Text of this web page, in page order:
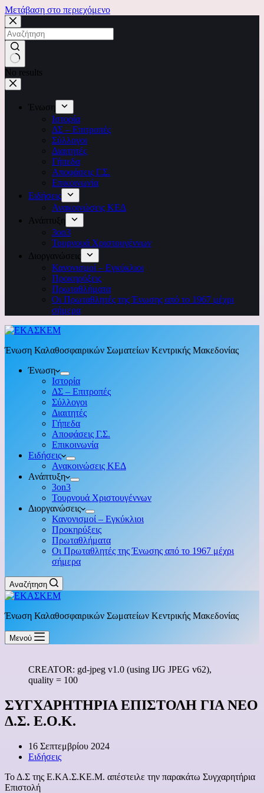
Μετάβαση στο περιεχόμενο
No results
Ένωση
Ιστορία
ΔΣ – Επιτροπές
Σύλλογοι
Διαιτητές
Γήπεδα
Αποφάσεις Γ.Σ.
Επικοινωνία
Ειδήσεις
Ανακοινώσεις ΚΕΔ
Ανάπτυξη
3on3
Τουρνουά Χριστουγέννων
Διοργανώσεις
Κανονισμοί – Εγκύκλιοι
Προκηρύξεις
Πρωταθλήματα
Οι Πρωταθλητές της Ένωσης από το 1967 μέχρι
σήμερα
Ένωση Καλαθοσφαιρικών Σωματείων Κεντρικής Μακεδονίας
Ένωση
Ιστορία
ΔΣ – Επιτροπές
Σύλλογοι
Διαιτητές
Γήπεδα
Αποφάσεις Γ.Σ.
Επικοινωνία
Ειδήσεις
Ανακοινώσεις ΚΕΔ
Ανάπτυξη
3on3
Τουρνουά Χριστουγέννων
Διοργανώσεις
Κανονισμοί – Εγκύκλιοι
Προκηρύξεις
Πρωταθλήματα
Οι Πρωταθλητές της Ένωσης από το 1967 μέχρι
σήμερα
Αναζήτηση
Ένωση Καλαθοσφαιρικών Σωματείων Κεντρικής Μακεδονίας
Μενού
CREATOR: gd-jpeg v1.0 (using IJG JPEG v62),
quality = 100
ΣΥΓΧΑΡΗΤΗΡΙΑ ΕΠΙΣΤΟΛΗ ΓΙΑ ΝΕΟ
Δ.Σ. Ε.Ο.Κ.
16 Σεπτεμβρίου 2024
Ειδήσεις
Το Δ.Σ της Ε.ΚΑ.Σ.ΚΕ.Μ. απέστειλε την παρακάτω Συγχαρητήρια
Επιστολή